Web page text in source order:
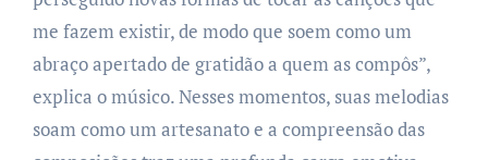
me fazem existir, de modo que soem como um
abraço apertado de gratidão a quem as compôs”,
explica o músico. Nesses momentos, suas melodias
soam como um artesanato e a compreensão das